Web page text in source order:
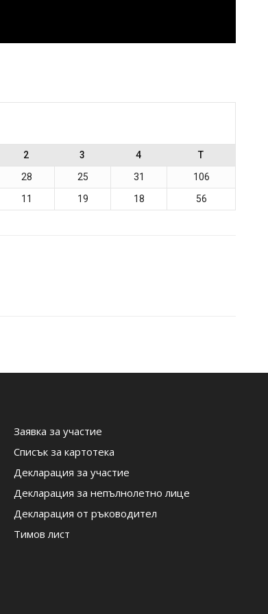
2 3 4
T
28 25 31
106
11 19 18 56
Заявка за участие
Списък за картотека
Декларация за участие
Декларация за непълнолетно лице
Декларация от ръководител
Тимов лист